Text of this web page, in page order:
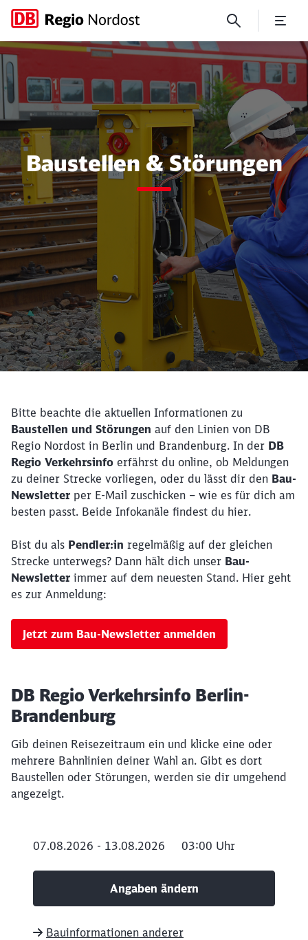
Baustellen und Störungen
Baustellen & Störungen
Bitte beachte die aktuellen Informationen zu
Baustellen und Störungen auf den Linien von DB
Regio Nordost in Berlin und Brandenburg. In der DB
Regio Verkehrsinfo erfährst du online, ob Meldungen
zu deiner Strecke vorliegen, oder du lässt dir den Bau-
Newsletter per E-Mail zuschicken – wie es für dich am
besten passt. Beide Infokanäle findest du hier.
Bist du als Pendler:in regelmäßig auf der gleichen
Strecke unterwegs? Dann hält dich unser Bau-
Newsletter immer auf dem neuesten Stand. Hier geht
es zur Anmeldung:
Jetzt zum Bau-Newsletter anmelden
DB Regio Verkehrsinfo Berlin-
Brandenburg
Gib deinen Reisezeitraum ein und klicke eine oder
mehrere Bahnlinien deiner Wahl an. Gibt es dort
Baustellen oder Störungen, werden sie dir umgehend
angezeigt.
07.08.2026 - 13.08.2026 03:00 Uhr
Angaben ändern
Bauinformationen anderer